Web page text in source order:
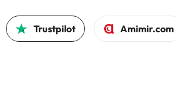
Trustpilot Amimir.com